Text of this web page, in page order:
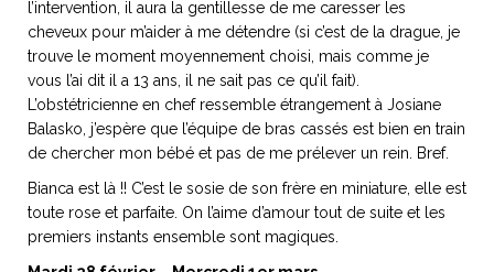
Burano, la palette
de tous les
superlatifs
l’intervention, il aura la gentillesse de me caresser les
cheveux pour m’aider à me détendre (si c’est de la drague, je
trouve le moment moyennement choisi, mais comme je
vous l’ai dit il a 13 ans, il ne sait pas ce qu’il fait).
L’obstétricienne en chef ressemble étrangement à Josiane
Balasko, j’espère que l’équipe de bras cassés est bien en train
de chercher mon bébé et pas de me prélever un rein. Bref.
Bianca est là !! C’est le sosie de son frère en miniature, elle est
toute rose et parfaite. On l’aime d’amour tout de suite et les
premiers instants ensemble sont magiques.